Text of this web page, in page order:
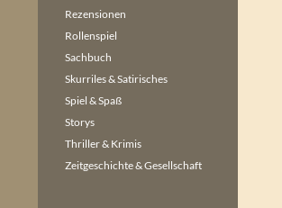
Rezensionen
Rollenspiel
Sachbuch
Skurriles & Satirisches
Spiel & Spaß
Storys
Thriller & Krimis
Zeitgeschichte & Gesellschaft